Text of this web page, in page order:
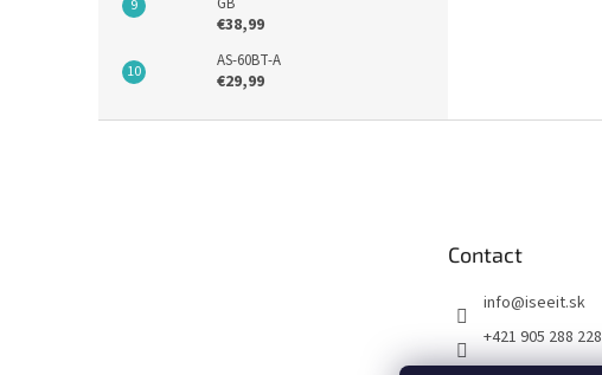
€38,99
AS-60BT-A
€29,99
Contact
info@iseeit.sk
+421 905 288 228